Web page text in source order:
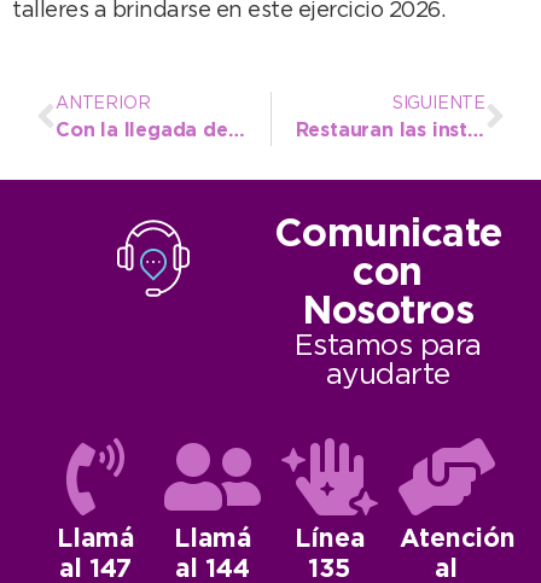
talleres a brindarse en este ejercicio 2026.
ANTERIOR
Con la llegada de nuevo material y equipamiento, comenzaron las Escuelas Deportivas Municipales 2026
SIGUIENTE
Restauran las instalaciones del Teatro Municipal de cara a la temporada de invierno
Comunicate
con
Nosotros
Estamos para
ayudarte
Llamá
al 147
Llamá
al 144
Línea
135
Atención
al